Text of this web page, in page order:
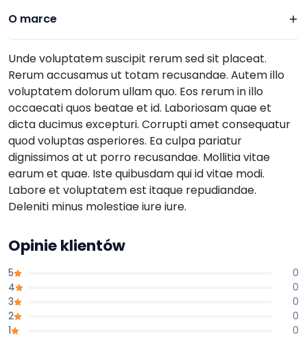
O marce
Unde voluptatem suscipit rerum sed sit placeat.
Rerum accusamus ut totam recusandae. Autem illo
voluptatem dolorum ullam quo. Eos rerum in illo
occaecati quos beatae et id. Laboriosam quae et
dicta ducimus excepturi. Corrupti amet consequatur
quod voluptas asperiores. Ea culpa pariatur
dignissimos at ut porro recusandae. Mollitia vitae
earum et quae. Iste quibusdam qui id vitae modi.
Labore et voluptatem est itaque repudiandae.
Deleniti minus molestiae iure iure.
Opinie klientów
5
0
4
0
3
0
2
0
1
0